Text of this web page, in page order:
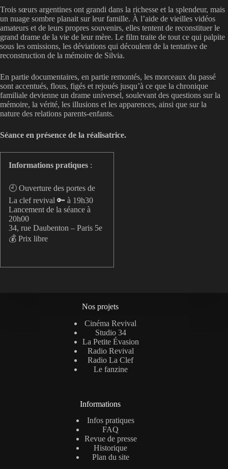
Trois sœurs argentines ont grandi dans la richesse et la splendeur, mais
un nuage sombre planait sur leur famille. À l’aide de vieilles vidéos
amateurs et de leurs propres souvenirs, elles tentent de reconstituer le
grand drame de la vie de leur mère. Le film traite de tout ce qui palpite
sous les omissions, les déviations qui découlent de la tentative de
reconstruction de la mémoire de Silvia.
En partie documentaires, en partie remontés, les morceaux du passé
sont accentués, flous, figés et rejoués jusqu’à ce que la chronique
familiale devienne un drame universel, soulevant des questions sur la
mémoire, la vérité, les illusions et les apparences, ainsi que sur la
nature des relations parents-enfants.
Séance en présence de la réalisatrice.
Informations pratiques :
🕘 Ouverture des portes de
La clef revival 🔑 à 19h30
Lancement de la séance à
20h00
34, rue Daubenton – Paris 5e
💰 Prix libre
Nos projets
Cinéma Revival
Studio 34
La Petite Évasion
Radio Revival
Radio La Clef
Le fanzine
Informations
Infos pratiques
FAQ
Revue de presse
Historique
Plan du site